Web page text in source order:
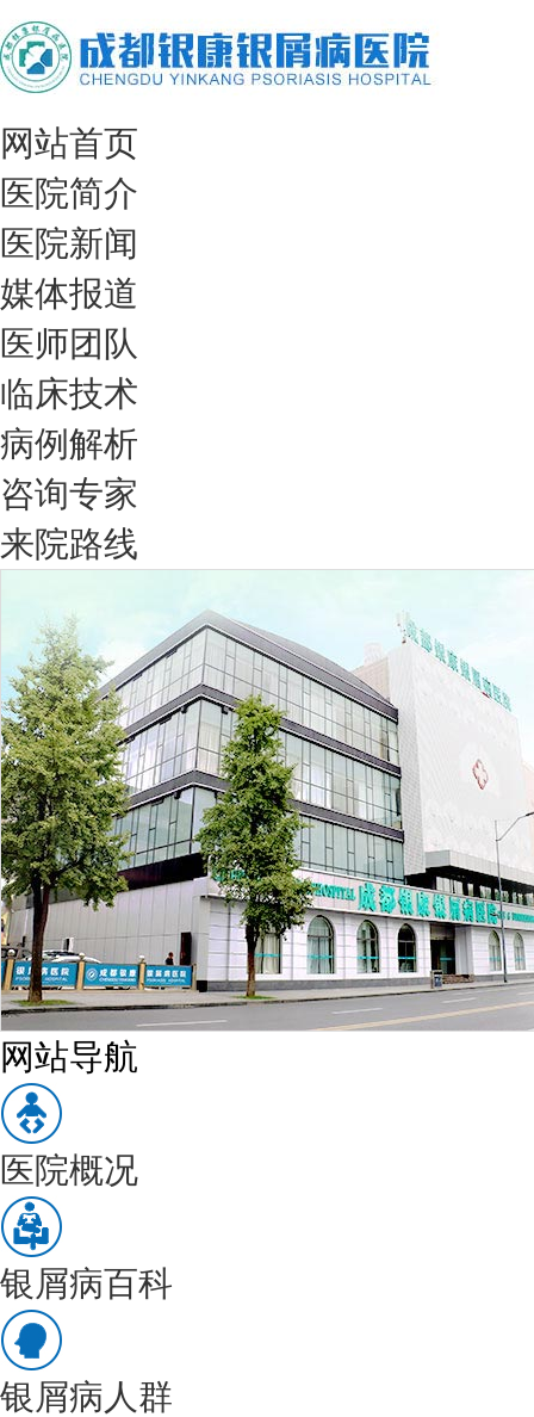
网站首页
医院简介
医院新闻
媒体报道
医师团队
临床技术
病例解析
咨询专家
来院路线
网站导航
医院概况
银屑病百科
银屑病人群